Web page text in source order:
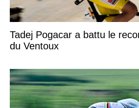
Tadej Pogacar a battu le
du Ventoux